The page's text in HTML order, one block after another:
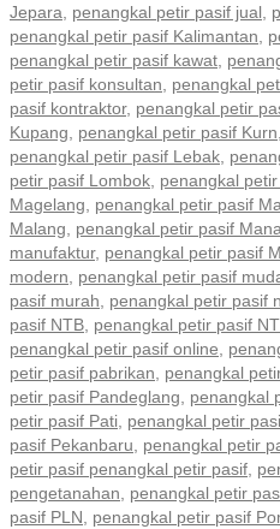
Jepara, penangkal petir pasif jual,
penangkal petir pasif Kalimantan,
penangkal petir pasif kawat,
petir pasif konsultan, penangkal
pasif kontraktor, penangkal petir
Kupang, penangkal petir pasif Kurn,
penangkal petir pasif Lebak,
petir pasif Lombok, penangkal
Magelang, penangkal petir pasif
Malang, penangkal petir pasif
manufaktur, penangkal petir pasif
modern, penangkal petir pasif
pasif murah, penangkal petir pasif
pasif NTB, penangkal petir pasif
penangkal petir pasif online,
petir pasif pabrikan, penangkal
petir pasif Pandeglang, penangkal
petir pasif Pati, penangkal petir
pasif Pekanbaru, penangkal petir
petir pasif penangkal petir pasif,
pengetanahan, penangkal petir
pasif PLN, penangkal petir pasif